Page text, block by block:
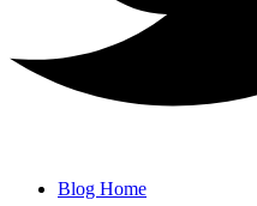
Blog Home